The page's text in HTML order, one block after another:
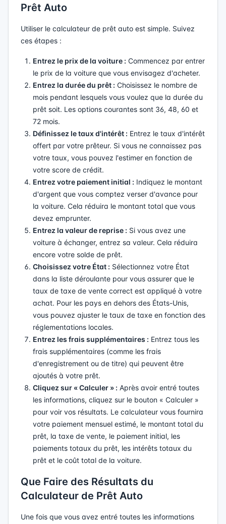
Prêt Auto
Utiliser le calculateur de prêt auto est simple. Suivez
ces étapes :
Entrez le prix de la voiture : Commencez par entrer
le prix de la voiture que vous envisagez d'acheter.
Entrez la durée du prêt : Choisissez le nombre de
mois pendant lesquels vous voulez que la durée du
prêt soit. Les options courantes sont 36, 48, 60 et
72 mois.
Définissez le taux d'intérêt : Entrez le taux d'intérêt
offert par votre prêteur. Si vous ne connaissez pas
votre taux, vous pouvez l'estimer en fonction de
votre score de crédit.
Entrez votre paiement initial : Indiquez le montant
d'argent que vous comptez verser d'avance pour
la voiture. Cela réduira le montant total que vous
devez emprunter.
Entrez la valeur de reprise : Si vous avez une
voiture à échanger, entrez sa valeur. Cela réduira
encore votre solde de prêt.
Choisissez votre État : Sélectionnez votre État
dans la liste déroulante pour vous assurer que le
taux de taxe de vente correct est appliqué à votre
achat. Pour les pays en dehors des États-Unis,
vous pouvez ajuster le taux de taxe en fonction des
réglementations locales.
Entrez les frais supplémentaires : Entrez tous les
frais supplémentaires (comme les frais
d'enregistrement ou de titre) qui peuvent être
ajoutés à votre prêt.
Cliquez sur « Calculer » : Après avoir entré toutes
les informations, cliquez sur le bouton « Calculer »
pour voir vos résultats. Le calculateur vous fournira
votre paiement mensuel estimé, le montant total du
prêt, la taxe de vente, le paiement initial, les
paiements totaux du prêt, les intérêts totaux du
prêt et le coût total de la voiture.
Que Faire des Résultats du
Calculateur de Prêt Auto
Une fois que vous avez entré toutes les informations